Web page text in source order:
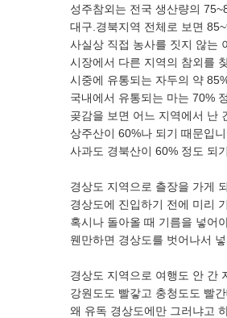
성주참외는 전국 생산량의
대구.경북지역 전체로 보면
사실상 직접 농사를 짓지 않는
시장에서 다른 지역의 참외를
시중에 유통되는 자두의 약
국내에서 유통되는 마는 70%
곶감을 보면 어느 지역에서 난
상주산이 60%나 되기 때문입니
사과도 경북산이 60% 정도 되
경상도 지역으로 츨장을 가게
경상도에 진입하기 전에 미리
혹시나 돌아올 때 기름을 넣어
웬만하면 경상도를 벗어나서 넣
경상도 지역으로 여행도 안 간
강원도도 빨갛고 충청도도 빨간
왜 유독 경상도에만 그러냐고